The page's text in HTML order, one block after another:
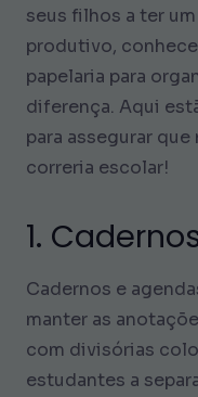
seus filhos a ter
produtivo,
papelaria para
diferença. Aqui
para assegurar
correria escolar!
1.
Cadernos e
manter as
com divisórias
estudantes a